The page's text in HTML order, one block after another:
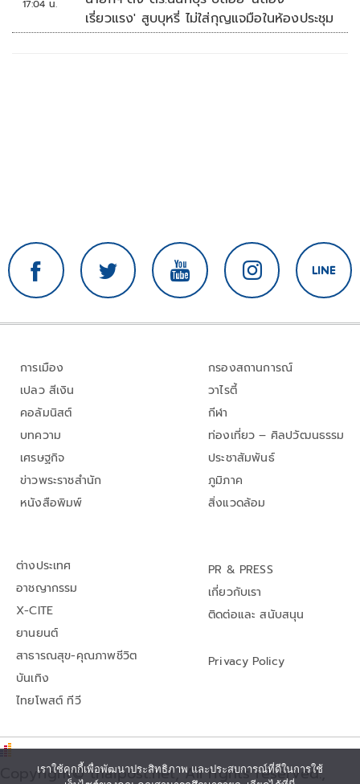
17:04 น.
เรี่ยวแรง' สูบบุหรี่ ไม่ใส่กุญแจมือในห้องประชุม
การเมือง
เปลว สีเงิน
คอลัมนิสต์
บทความ
เศรษฐกิจ
ข่าวพระราชสำนัก
หนังสือพิมพ์
กรองสถานการณ์
วาไรตี้
กีฬา
ท่องเที่ยว – ศิลปวัฒนธรรม
ประชาสัมพันธ์
ภูมิภาค
สิ่งแวดล้อม
ต่างประเทศ
อาชญากรรม
X-CITE
ยานยนต์
สาธารณสุข-คุณภาพชีวิต
บันเทิง
ไทยโพสต์ ทีวี
PR & PRESS
เกี่ยวกับเรา
ติดต่อและ สนับสนุน
Privacy Policy
Copyright© thaipost.net, All rights reserved.,
เราใช้คุกกี้เพื่อพัฒนาประสิทธิภาพ และประสบการณ์ที่ดีในการใช้